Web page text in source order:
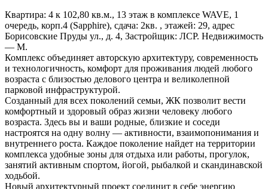
Квартира: 4 к 102,80 кв.м., 13 этаж в комплексе WAVE, 1
очередь, корп.4 (Sapphire), сдача: 2кв. , этажей: 29, адрес
Борисовские Пруды ул., д. 4, Застройщик: ЛСР. Недвижимость
— М.
Комплекс объединяет авторскую архитектуру, современность
и технологичность, комфорт для проживания людей любого
возраста с близостью делового центра и великолепной
парковой инфраструктурой.
Созданный для всех поколений семьи, ЖК позволит вести
комфортный и здоровый образ жизни человеку любого
возраста. Здесь вы и ваши родные, близкие и соседи
настроятся на одну волну — активности, взаимопонимания и
внутреннего роста. Каждое поколение найдет на территории
комплекса удобные зоны для отдыха или работы, прогулок,
занятий активным спортом, йогой, рыбалкой и скандинавской
ходьбой.
Новый архитектурный проект соединит в себе энергию